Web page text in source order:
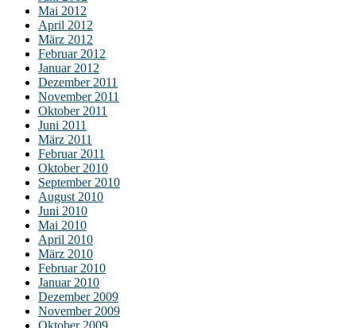
Mai 2012
April 2012
März 2012
Februar 2012
Januar 2012
Dezember 2011
November 2011
Oktober 2011
Juni 2011
März 2011
Februar 2011
Oktober 2010
September 2010
August 2010
Juni 2010
Mai 2010
April 2010
März 2010
Februar 2010
Januar 2010
Dezember 2009
November 2009
Oktober 2009